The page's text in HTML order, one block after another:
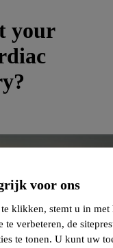
your
voor ons
klikken, stemt u in
te verbeteren, de
te tonen. U kunt uw